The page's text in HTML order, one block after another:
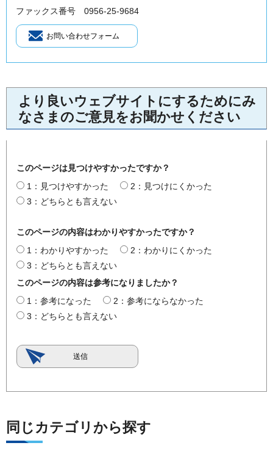
ファックス番号 0956-25-9684
より良いウェブサイトにするためにみ
なさまのご意見をお聞かせください
このページは見つけやすかったですか？
1：見つけやすかった
2：見つけにくかった
3：どちらとも言えない
このページの内容はわかりやすかったですか？
1：わかりやすかった
2：わかりにくかった
3：どちらとも言えない
このページの内容は参考になりましたか？
1：参考になった
2：参考にならなかった
3：どちらとも言えない
同じカテゴリから探す